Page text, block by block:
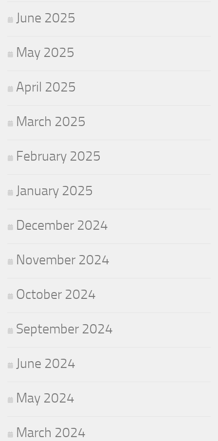
June 2025
May 2025
April 2025
March 2025
February 2025
January 2025
December 2024
November 2024
October 2024
September 2024
June 2024
May 2024
March 2024